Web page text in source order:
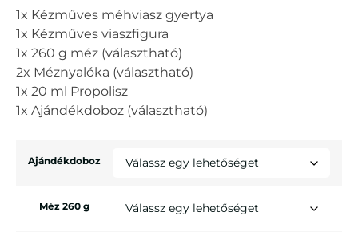
1x Kézműves méhviasz gyertya
1x Kézműves viaszfigura
1x 260 g méz (választható)
2x Méznyalóka (választható)
1x 20 ml Propolisz
1x Ajándékdoboz (választható)
Ajándékdoboz
Méz 260 g